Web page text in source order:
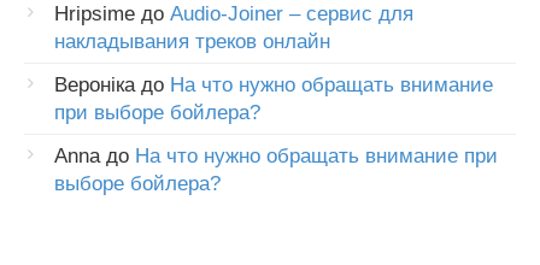
Hripsime до Audio-Joiner – сервис для
накладывания треков онлайн
Вероніка до На что нужно обращать внимание
при выборе бойлера?
Anna до На что нужно обращать внимание при
выборе бойлера?